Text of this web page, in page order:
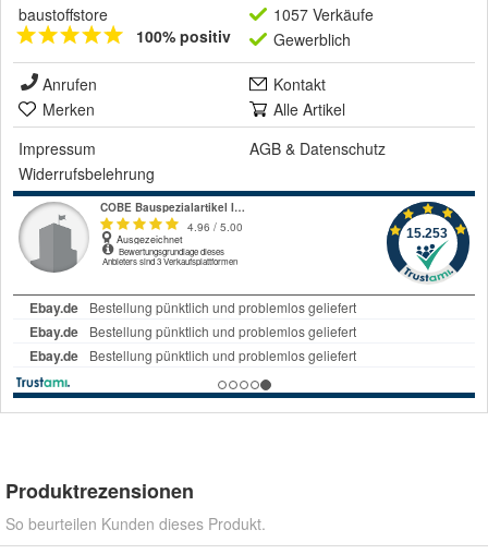
baustoffstore
100% positiv
1057 Verkäufe
Gewerblich
Anrufen
Kontakt
Merken
Alle Artikel
Impressum
AGB & Datenschutz
Widerrufsbelehrung
Produktrezensionen
So beurteilen Kunden dieses Produkt.